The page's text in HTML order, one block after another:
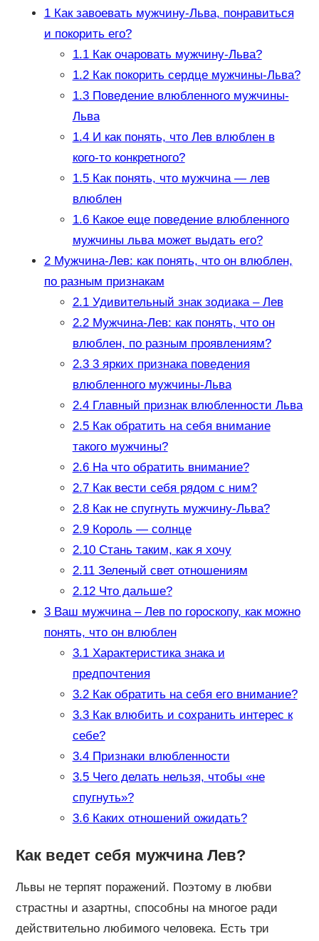
1Как завоевать мужчину-Льва, понравиться
и покорить его?
1.1Как очаровать мужчину-Льва?
1.2Как покорить сердце мужчины-Льва?
1.3Поведение влюбленного мужчины-
Льва
1.4И как понять, что Лев влюблен в
кого-то конкретного?
1.5Как понять, что мужчина — лев
влюблен
1.6Какое еще поведение влюбленного
мужчины льва может выдать его?
2Мужчина-Лев: как понять, что он влюблен,
по разным признакам
2.1Удивительный знак зодиака – Лев
2.2Мужчина-Лев: как понять, что он
влюблен, по разным проявлениям?
2.33 ярких признака поведения
влюбленного мужчины-Льва
2.4Главный признак влюбленности Льва
2.5Как обратить на себя внимание
такого мужчины?
2.6На что обратить внимание?
2.7Как вести себя рядом с ним?
2.8Как не спугнуть мужчину-Льва?
2.9Король — солнце
2.10Стань таким, как я хочу
2.11Зеленый свет отношениям
2.12Что дальше?
3Ваш мужчина – Лев по гороскопу, как можно
понять, что он влюблен
3.1Характеристика знака и
предпочтения
3.2Как обратить на себя его внимание?
3.3Как влюбить и сохранить интерес к
себе?
3.4Признаки влюбленности
3.5Чего делать нельзя, чтобы «не
спугнуть»?
3.6Каких отношений ожидать?
Как ведет себя мужчина Лев?
Львы не терпят поражений. Поэтому в любви
страстны и азартны, способны на многое ради
действительно любимого человека. Есть три